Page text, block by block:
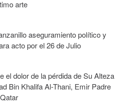
arte
aseguramiento político y
acto por el 26 de Julio
el dolor de la pérdida de Su Alteza
Bin Khalifa Al-Thani, Emir Padre